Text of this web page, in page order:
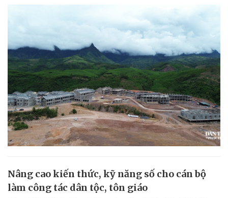
Nâng cao kiến thức, kỹ năng số cho cán bộ
làm công tác dân tộc, tôn giáo